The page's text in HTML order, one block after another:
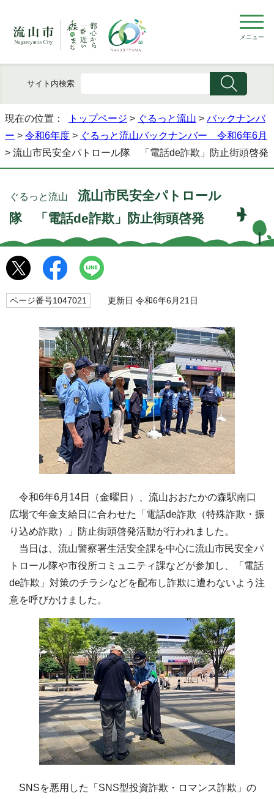
メニュー
サイト内検索
現在の位置： トップページ > ぐるっと流山 > バックナンバ
ー > 令和6年度 > ぐるっと流山バックナンバー 令和6年6月
> 流山市民安全パトロール隊 「電話de詐欺」防止街頭啓発
ぐるっと流山 流山市民安全パトロール
隊 「電話de詐欺」防止街頭啓発
ページ番号1047021 更新日 令和6年6月21日
令和6年6月14日（金曜日）、流山おおたかの森駅南口
広場で年金支給日に合わせた「電話de詐欺（特殊詐欺・振
り込め詐欺）」防止街頭啓発活動が行われました。
当日は、流山警察署生活安全課を中心に流山市民安全パ
トロール隊や市役所コミュニティ課などが参加し、「電話
de詐欺」対策のチラシなどを配布し詐欺に遭わないよう注
意を呼びかけました。
SNSを悪用した「SNS型投資詐欺・ロマンス詐欺」の